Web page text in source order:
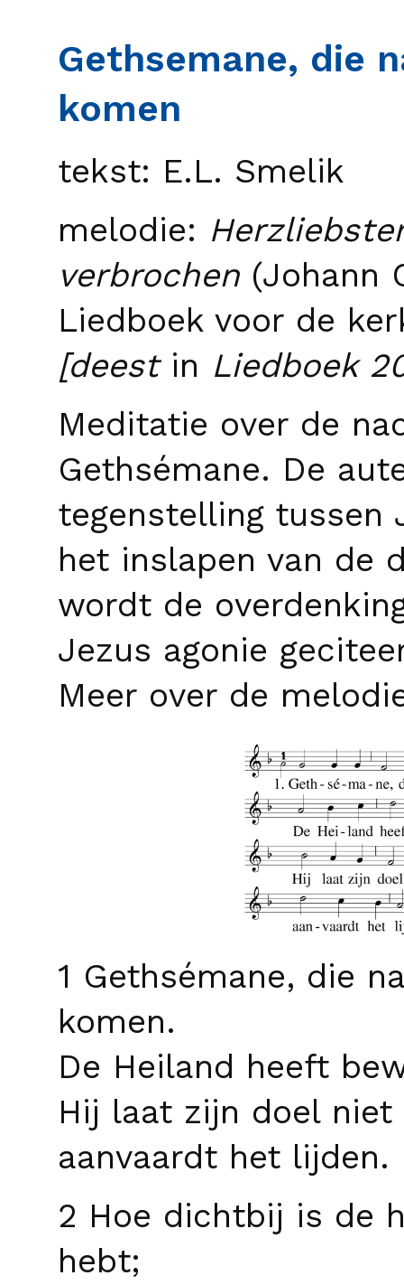
Gethsemane, die
komen
tekst: E.L. Smelik
melodie:
verbrochen (Johann
Liedboek voor de
[deest in Liedboek
Meditatie over de
Gethsémane. De
tegenstelling tussen
het inslapen van de
wordt de
Jezus agonie
Meer over de
1 Gethsémane, die
komen.
De Heiland heeft
Hij laat zijn doel
aanvaardt het lijden.
2 Hoe dichtbij is de
hebt;